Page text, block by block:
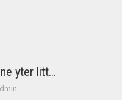
yter litt…